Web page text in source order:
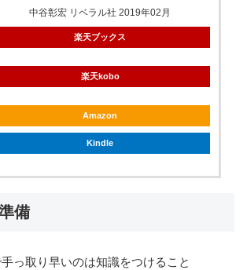
中谷彰宏 リベラル社 2019年02月
楽天ブックス
楽天kobo
Amazon
Kindle
備
っ取り早いのは知識をつけること